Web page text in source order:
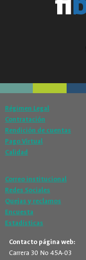
Régimen Legal
Contratación
Rendición de cuentas
Pago Virtual
Calidad
Correo institucional
Redes Sociales
Quejas y reclamos
Encuesta
Estadísticas
Contacto página web:
Carrera 30 No 45A-03